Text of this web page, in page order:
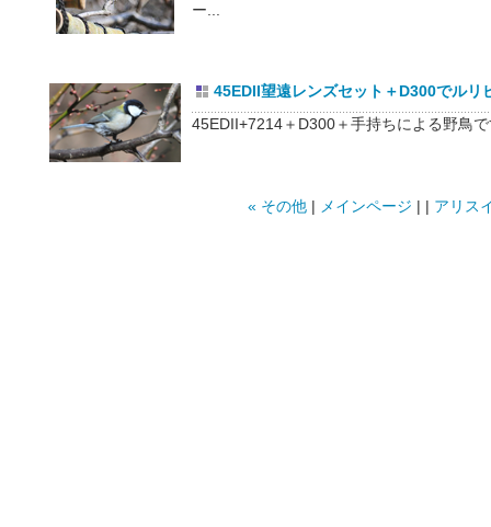
ー...
45EDII望遠レンズセット＋D300でルリ
45EDII+7214＋D300＋手持ちによる野鳥
« その他 | メインページ | | アリス